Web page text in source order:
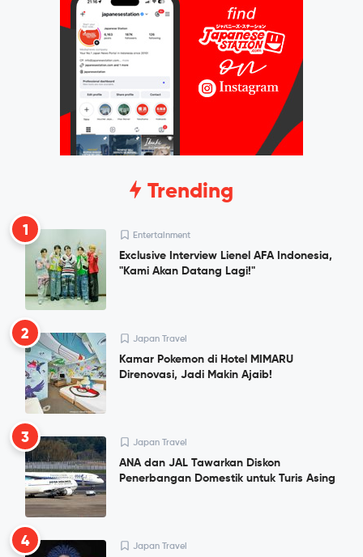
Trending
1 Entertainment
Exclusive Interview Lienel AFA Indonesia,
"Kami Akan Datang Lagi!"
2 Japan Travel
Kamar Pokemon di Hotel MIMARU
Direnovasi, Jadi Makin Ajaib!
3 Japan Travel
ANA dan JAL Tawarkan Diskon
Penerbangan Domestik untuk Turis Asing
4 Japan Travel